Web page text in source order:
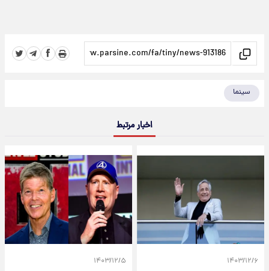
سینما
اخبار مرتبط
۱۴۰۳/۱۲/۶ ۱۴۰۳/۱۲/۵